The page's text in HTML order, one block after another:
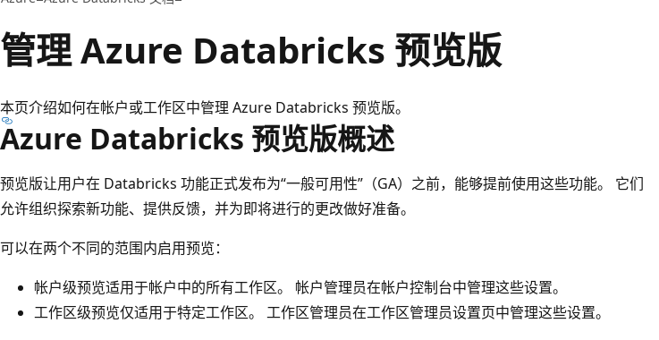
管理 Azure Databricks 预览版
本页介绍如何在帐户或工作区中管理 Azure Databricks 预览版。
Azure Databricks 预览版概述
预览版让用户在 Databricks 功能正式发布为“一般可用性”（GA）之前，能够提前使用这些功能。 它们
允许组织探索新功能、提供反馈，并为即将进行的更改做好准备。
可以在两个不同的范围内启用预览：
帐户级预览适用于帐户中的所有工作区。 帐户管理员在帐户控制台中管理这些设置。
工作区级预览仅适用于特定工作区。 工作区管理员在工作区管理员设置页中管理这些设置。